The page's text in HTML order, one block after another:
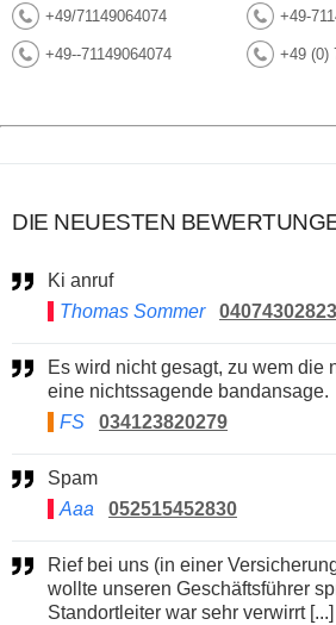
+49/71149064074 +49-
+49--71149064074 +49 (0)
DIE NEUESTEN
Ki anruf
Thomas Sommer
04074302823
Es wird nicht gesagt, zu wem die nummer gehört. nur
eine nichtssagende bandansage.
FS
034123820279
Spam
Aaa
052515452830
Rief bei uns (in einer Versicherungsagentur an) und
wollte unseren Geschäftsführer
Standortleiter war sehr verwirrt [...]